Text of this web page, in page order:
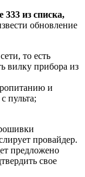
из списка,
обновление
то есть
вилку прибора из
и
пульта;
провайдер.
предложено
свое